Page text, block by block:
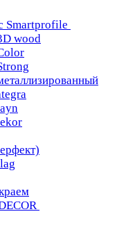
Smartprofile
wood